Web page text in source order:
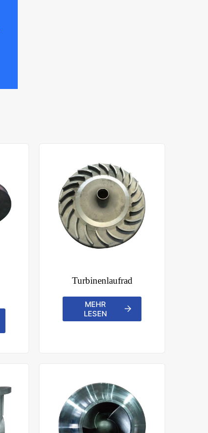
Turbinenlaufrad
MEHR
LESEN